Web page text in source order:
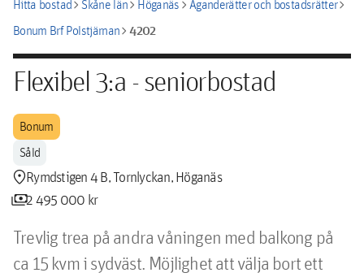
Hitta bostadchevron_rightSkåne länchevron_rightHöganäschevron_rightÄganderätter och bostadsrätterchevron_right
Bonum Brf Polstjärnanchevron_right4202
Flexibel 3:a - seniorbostad
Bonum
Såld
location_pinRymdstigen 4 B, Tornlyckan, Höganäs
payments2 495 000 kr
Trevlig trea på andra våningen med balkong på
ca 15 kvm i sydväst. Möjlighet att välja bort ett